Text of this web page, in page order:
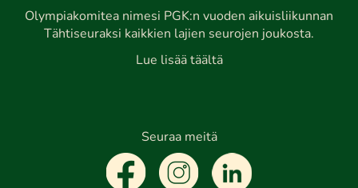
Olympiakomitea nimesi PGK:n vuoden aikuisliikunnan
Tähtiseuraksi kaikkien lajien seurojen joukosta.
Lue lisää täältä
Seuraa meitä